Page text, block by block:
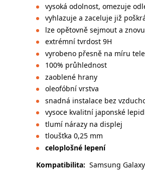
vysoká odolnost, omezuje
vyhlazuje a zaceluje již
lze opětovně sejmout a
extrémní tvrdost 9H
vyrobeno přesně na míru
100% průhlednost
zaoblené hrany
oleofóbní vrstva
snadná instalace bez
vysoce kvalitní japonské
tlumí nárazy na displej
tloušťka 0,25 mm
celoplošné lepení
Kompatibilita: Samsung